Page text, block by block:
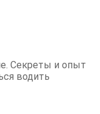
Секреты и опыт
водить